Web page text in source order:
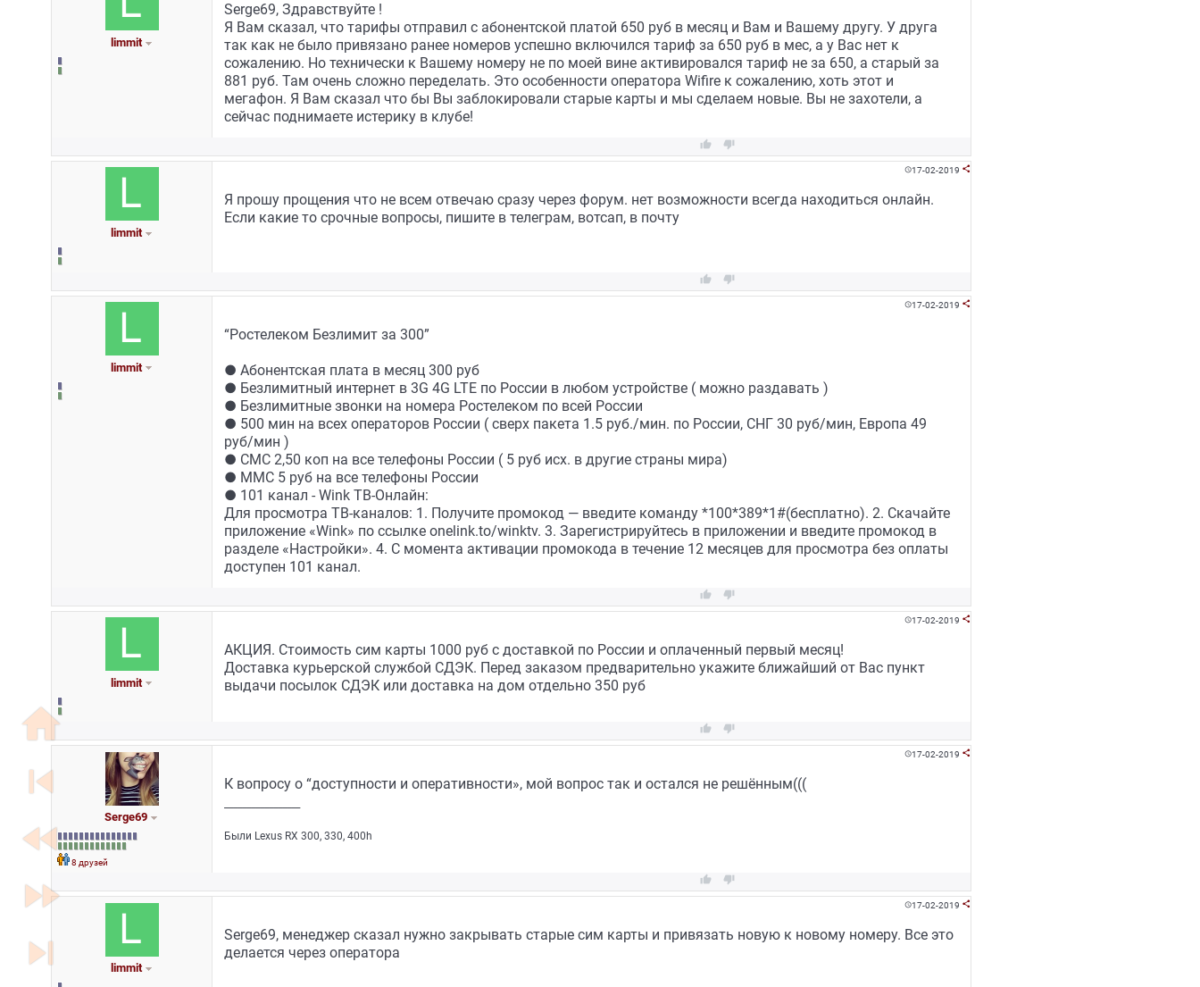
home
skip_previous
fast_rewind
fast_forward
skip_next
limmit
Serge69, Здравствуйте !
Я Вам сказал, что тарифы отправил с абонентской платой 650 руб в месяц и Вам и Вашему другу. У друга
так как не было привязано ранее номеров успешно включился тариф за 650 руб в мес, а у Вас нет к
сожалению. Но технически к Вашему номеру не по моей вине активировался тариф не за 650, а старый за
881 руб. Там очень сложно переделать. Это особенности оператора Wifire к сожалению, хоть этот и
мегафон. Я Вам сказал что бы Вы заблокировали старые карты и мы сделаем новые. Вы не захотели, а
сейчас поднимаете истерику в клубе!
 
limmit
17-02-2019 
Я прошу прощения что не всем отвечаю сразу через форум. нет возможности всегда находиться онлайн.
Если какие то срочные вопросы, пишите в телеграм, вотсап, в почту
 
limmit
17-02-2019 
“Ростелеком Безлимит за 300”
● Абонентская плата в месяц 300 руб
● Безлимитный интернет в 3G 4G LTE по России в любом устройстве ( можно раздавать )
● Безлимитные звонки на номера Ростелеком по всей России
● 500 мин на всех операторов России ( сверх пакета 1.5 руб./мин. по России, СНГ 30 руб/мин, Европа 49
руб/мин )
● СМС 2,50 коп на все телефоны России ( 5 руб исх. в другие страны мира)
● ММС 5 руб на все телефоны России
● 101 канал - Wink ТВ-Онлайн:
Для просмотра ТВ-каналов: 1. Получите промокод — введите команду *100*389*1#(бесплатно). 2. Скачайте
приложение «Wink» по ссылке onelink.to/winktv. 3. Зарегистрируйтесь в приложении и введите промокод в
разделе «Настройки». 4. С момента активации промокода в течение 12 месяцев для просмотра без оплаты
доступен 101 канал.
 
limmit
17-02-2019 
АКЦИЯ. Стоимость сим карты 1000 руб с доставкой по России и оплаченный первый месяц!
Доставка курьерской службой СДЭК. Перед заказом предварительно укажите ближайший от Вас пункт
выдачи посылок СДЭК или доставка на дом отдельно 350 руб
 
Serge69
8 друзей
17-02-2019 
К вопросу о “доступности и оперативности», мой вопрос так и остался не решённым(((
Были Lexus RX 300, 330, 400h
 
limmit
17-02-2019 
Serge69, менеджер сказал нужно закрывать старые сим карты и привязать новую к новому номеру. Все это
делается через оператора